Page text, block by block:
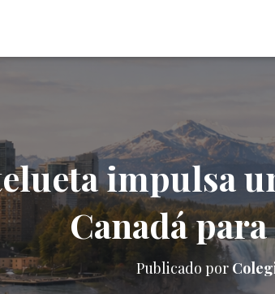
impulsa
Canadá
Publicado por